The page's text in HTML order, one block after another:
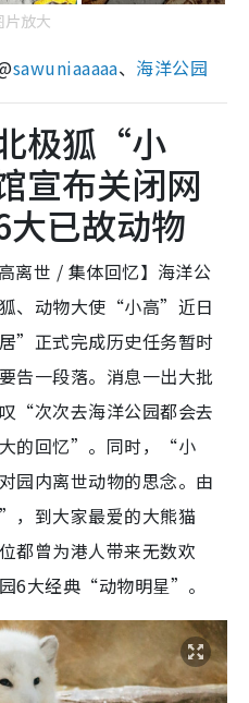
片放大
sawuniaaaaa、 海洋公园
极狐“小
宣布关闭网
已故动物
离世 / 集体回忆】海洋公
、动物大使“小高”近日
”正式完成历史任务暂时
告一段落。消息一出大批
“次次去海洋公园都会去
的回忆”。同时，“小
园内离世动物的思念。由
，到大家最爱的大熊猫
曾为港人带来无数欢
6大经典“动物明星”。